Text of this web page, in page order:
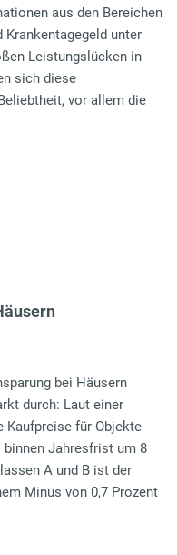
aus den Bereichen
Krankentagegeld unter
Leistungslücken in
sich diese
vor allem die
bei Häusern
durch: Laut einer
Kaufpreise für Objekte
binnen Jahresfrist um 8
A und B ist der
Minus von 0,7 Prozent